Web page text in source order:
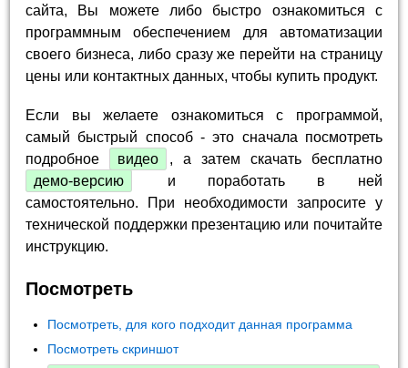
сайта, Вы можете либо быстро ознакомиться с
программным обеспечением для автоматизации
своего бизнеса, либо сразу же перейти на страницу
цены или контактных данных, чтобы купить продукт.
Если вы желаете ознакомиться с программой,
самый быстрый способ - это сначала посмотреть
подробное
видео
, а затем скачать бесплатно
демо-версию
и поработать в ней
самостоятельно. При необходимости запросите у
технической поддержки презентацию или почитайте
инструкцию.
Посмотреть
Посмотреть, для кого подходит данная программа
Посмотреть скриншот